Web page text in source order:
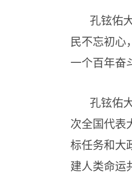
孔铉佑
民不忘初心
一个百年奋
孔铉佑
次全国代表
标任务和大
建人类命运